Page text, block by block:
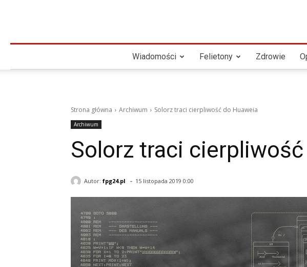
Wiadomości Felietony Zdrowie
Strona główna Archiwum Solorz traci cierpliwość do Huaweia
Archiwum
Solorz traci
Autor: fpg24.pl - 15 listopada 2019 0:00